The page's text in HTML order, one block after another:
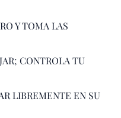
Y TOMA LAS
CONTROLA TU
LIBREMENTE EN SU